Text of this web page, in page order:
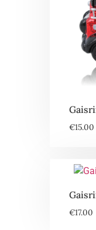
€15.00
€17.00